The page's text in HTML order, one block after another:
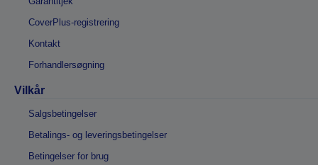
CoverPlus-registrering
Kontakt
Forhandlersøgning
Vilkår
Salgsbetingelser
Betalings- og leveringsbetingelser
Betingelser for brug